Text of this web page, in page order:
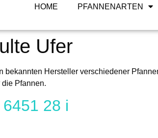
HOME PFANNENARTEN
Ufer
bekannten Hersteller verschiedener
Pfannen.
28 i